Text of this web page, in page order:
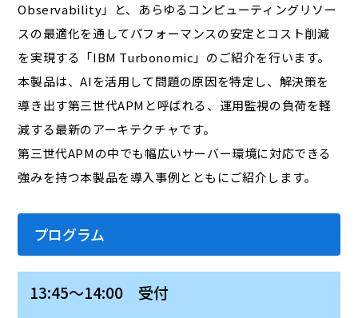
Observability」と、あらゆるコンピューティングリソー
スの最適化を通してパフォーマンスの安定とコスト削減
を実現する「IBM Turbonomic」のご紹介を行います。
本製品は、AIを活用して問題の原因を特定し、解決策を
導き出す第三世代APMと呼ばれる、運用監視の負荷を軽
減する最新のアーキテクチャです。
第三世代APMの中でも幅広いサーバー環境に対応できる
強みを持つ本製品を導入事例とともにご紹介します。
プログラム
13:45～14:00 受付